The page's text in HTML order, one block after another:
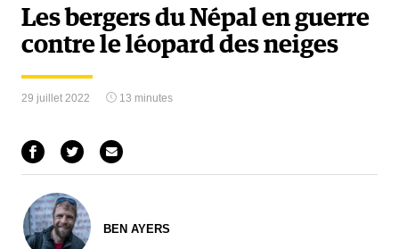
Les bergers du Népal en guerre
contre le léopard des neiges
29 juillet 2022 13 minutes
BEN AYERS